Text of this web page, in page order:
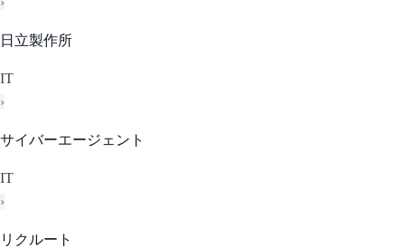
日立製作所
IT
›
サイバーエージェント
IT
›
リクルート